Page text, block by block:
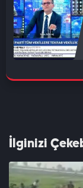
İlginizi